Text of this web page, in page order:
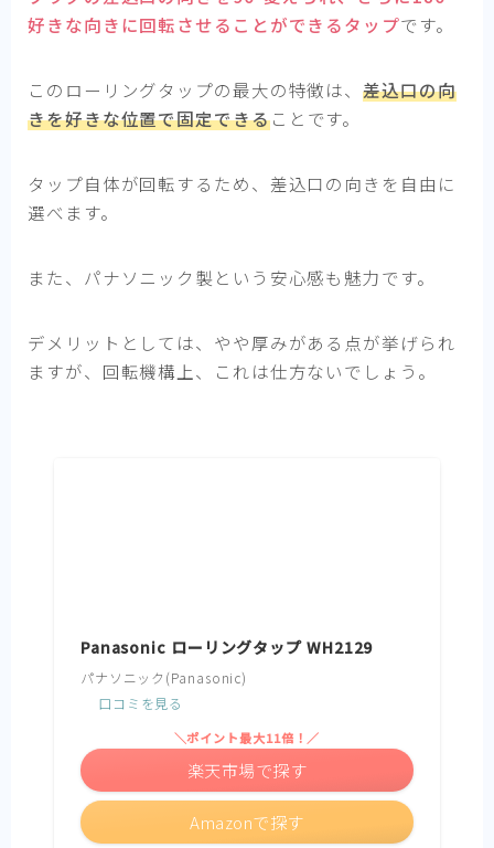
好きな向きに回転させることができるタップです。
このローリングタップの最大の特徴は、差込口の向
きを好きな位置で固定できることです。
タップ自体が回転するため、差込口の向きを自由に
選べます。
また、パナソニック製という安心感も魅力です。
デメリットとしては、やや厚みがある点が挙げられ
ますが、回転機構上、これは仕方ないでしょう。
Panasonic ローリングタップ WH2129
パナソニック(Panasonic)
口コミを見る
Amazonで探す
＼ポイント最大11倍！／
楽天市場で探す